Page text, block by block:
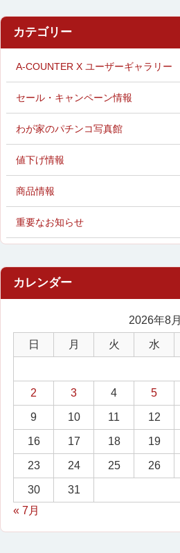
カテゴリー
A-COUNTER X ユーザーギャラリー
セール・キャンペーン情報
わが家のパチンコ写真館
値下げ情報
商品情報
重要なお知らせ
2026年8月
日 月 火 水
2 3 4 5
9 10 11 12
16 17 18 19
23 24 25 26
30
31
« 7月